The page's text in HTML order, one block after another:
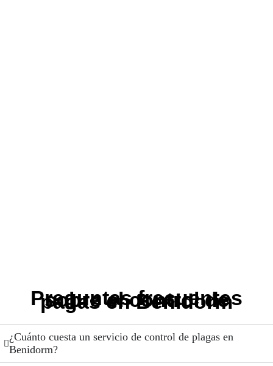
Preguntas frecuentes
sobre el control de
pagas en Benidorm
¿Cuánto cuesta un servicio de control de plagas en
Benidorm?